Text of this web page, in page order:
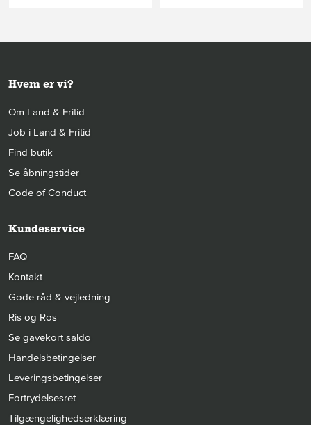
Hvem er vi?
Om Land & Fritid
Job i Land & Fritid
Find butik
Se åbningstider
Code of Conduct
Kundeservice
FAQ
Kontakt
Gode råd & vejledning
Ris og Ros
Se gavekort saldo
Handelsbetingelser
Leveringsbetingelser
Fortrydelsesret
Tilgængelighedserklæring